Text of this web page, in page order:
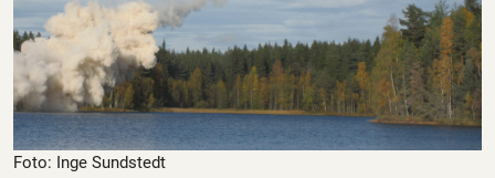
Foto: Inge Sundstedt